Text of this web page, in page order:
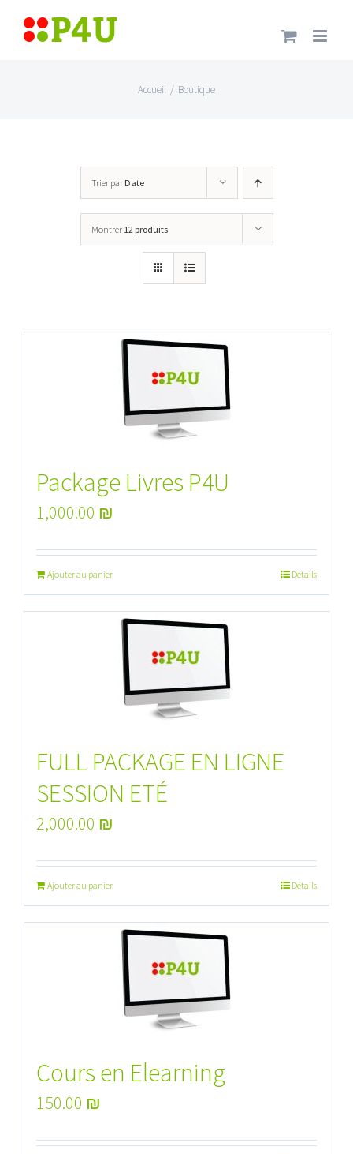
Passer
Accueil / Boutique
Trier par Date
Montrer 12 produits
Package Livres P4U
1,000.00 ₪
Ajouter au panier Détails
FULL PACKAGE EN LIGNE
SESSION ETÉ
2,000.00 ₪
Ajouter au panier Détails
Cours en Elearning
150.00 ₪